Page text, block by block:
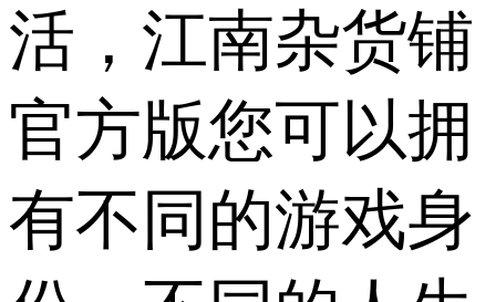
活，江南杂货铺
官方版您可以拥
有不同的游戏身